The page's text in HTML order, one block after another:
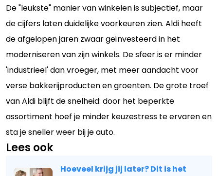
De "leukste" manier van winkelen is subjectief, maar
de cijfers laten duidelijke voorkeuren zien. Aldi heeft
de afgelopen jaren zwaar geïnvesteerd in het
moderniseren van zijn winkels. De sfeer is er minder
'industrieel' dan vroeger, met meer aandacht voor
verse bakkerijproducten en groenten. De grote troef
van Aldi blijft de snelheid: door het beperkte
assortiment hoef je minder keuzestress te ervaren en
sta je sneller weer bij je auto.
Lees ook
Hoeveel krijg jij later? Dit is het